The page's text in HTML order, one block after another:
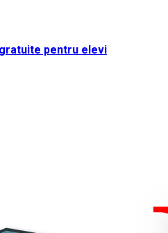
pentru elevi